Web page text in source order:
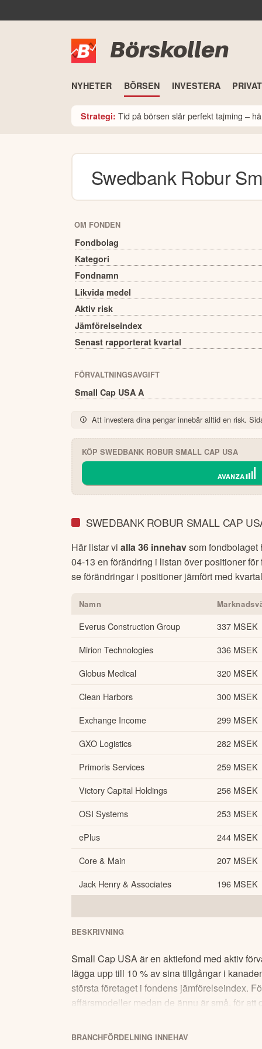
Börskollen
NYHETER BÖRSEN INVESTERA
Strategi: Tid på börsen slår perfekt tajming –
Swedbank Robur
OM FONDEN
Fondbolag
Kategori
Fondnamn
Likvida medel
Aktiv risk
Jämförelseindex
Senast rapporterat kvartal
FÖRVALTNINGSAVGIFT
Small Cap USA A
Att investera dina pengar innebär alltid en risk.
KÖP SWEDBANK ROBUR SMALL CAP USA
SWEDBANK ROBUR SMALL CAP
Här listar vi alla 36 innehavsom fondbolaget
04-13 en förändring i listan över positioner
se förändringar i positioner jämfört med
Namn
Everus Construction Group
337 MSEK
Mirion Technologies
336 MSEK
Globus Medical
320 MSEK
Clean Harbors
300 MSEK
Exchange Income
299 MSEK
GXO Logistics
282 MSEK
Primoris Services
259 MSEK
Victory Capital Holdings
256 MSEK
OSI Systems
253 MSEK
ePlus
244 MSEK
Core & Main
207 MSEK
Jack Henry & Associates
196 MSEK
BESKRIVNING
Small Cap USA är en aktiefond med aktiv
lägga upp till 10 % av sina tillgångar i
största företaget i fondens jämförelseindex.
affärsmodeller medan de ännu är små, för
Hållbarhets- och klimatfrågor är en
BRANCHFÖRDELNING INNEHAV